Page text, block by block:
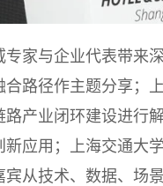
家与企业代表带来
路径作主题分享；
产业闭环建设进行
应用；上海交通大
从技术、数据、场